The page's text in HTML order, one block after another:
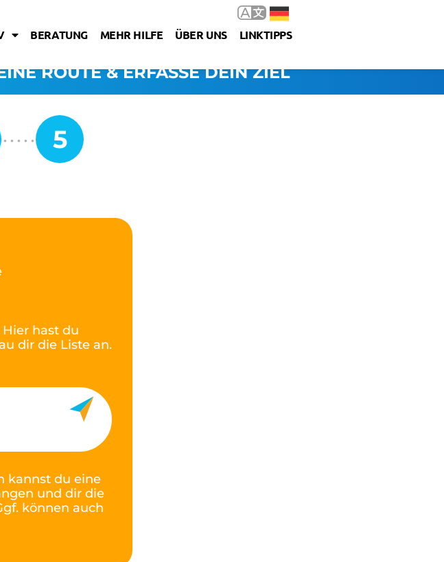
BERATUNG MEHR HILFE ÜBER UNS LINKTIPPS
ROUTE & ERFASSE DEIN ZIEL
hast du
dir die Liste an.
kannst du eine
und dir die
können auch